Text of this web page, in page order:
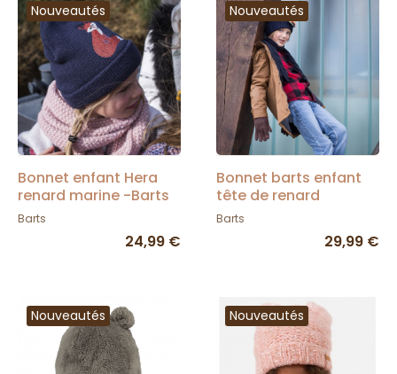
Nouveautés
Bonnet enfant Hera
renard marine -Barts
Barts
24,99 €
Nouveautés
Bonnet barts enfant
tête de renard
Barts
29,99 €
Nouveautés Nouveautés